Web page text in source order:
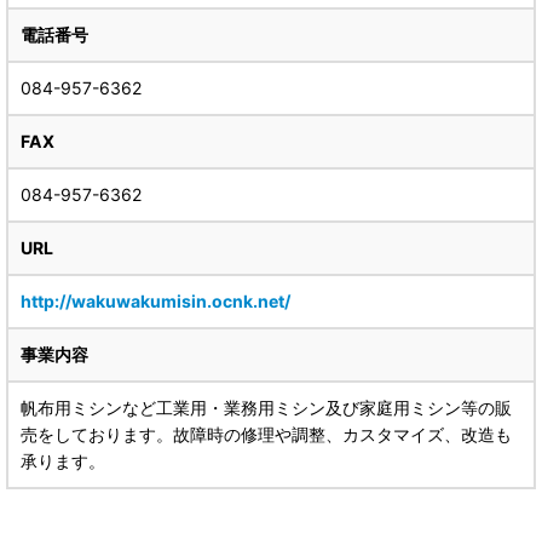
電話番号
084-957-6362
FAX
084-957-6362
URL
http://wakuwakumisin.ocnk.net/
事業内容
帆布用ミシンなど工業用・業務用ミシン及び家庭用ミシン等の販
売をしております。故障時の修理や調整、カスタマイズ、改造も
承ります。